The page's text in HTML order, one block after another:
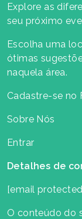
Explore as
seu próximo
Escolha uma
ótimas
naquela área.
Cadastre-se no
Sobre Nós
Entrar
Detalhes de
[email
O conteúdo do